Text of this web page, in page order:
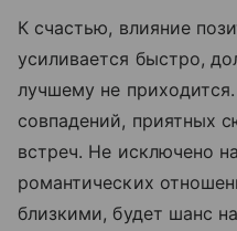
К счастью, влияние
усиливается быстро,
лучшему не
совпадений, приятных
встреч. Не исключено
романтических
близкими, будет шанс